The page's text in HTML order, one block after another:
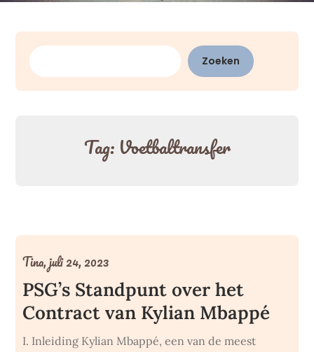
Zoeken
Zoeken
Tag: Voetbaltransfer
PSG’s Standpunt over het
Contract van Kylian Mbappé
Tina,juli 24, 2023
I. Inleiding Kylian Mbappé, een van de meest